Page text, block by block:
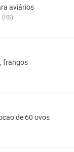
por um rigoroso
esterilizadas para
aviários
frangos
de 60 ovos